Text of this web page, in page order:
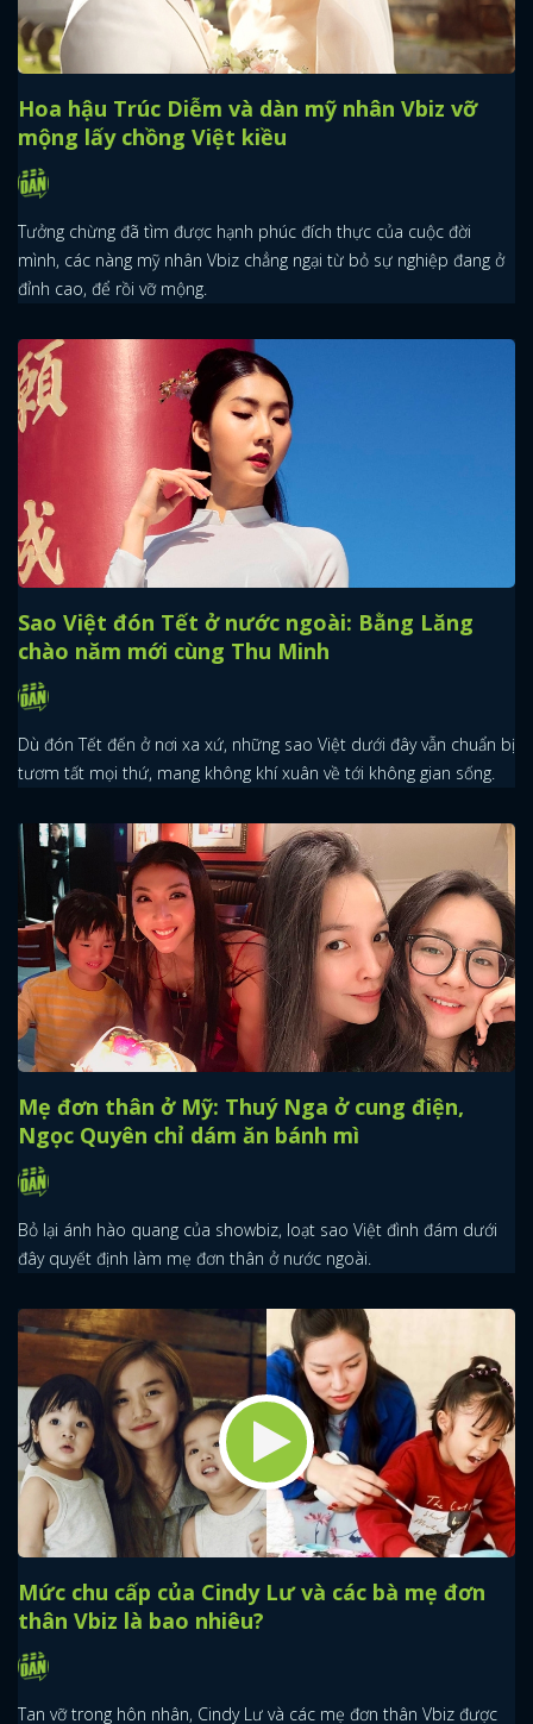
Hoa hậu Trúc Diễm và dàn mỹ nhân Vbiz vỡ
mộng lấy chồng Việt kiều
Tưởng chừng đã tìm được hạnh phúc đích thực của cuộc đời
mình, các nàng mỹ nhân Vbiz chẳng ngại từ bỏ sự nghiệp đang ở
đỉnh cao, để rồi vỡ mộng.
Sao Việt đón Tết ở nước ngoài: Bằng Lăng
chào năm mới cùng Thu Minh
Dù đón Tết đến ở nơi xa xứ, những sao Việt dưới đây vẫn chuẩn bị
tươm tất mọi thứ, mang không khí xuân về tới không gian sống.
Mẹ đơn thân ở Mỹ: Thuý Nga ở cung điện,
Ngọc Quyên chỉ dám ăn bánh mì
Bỏ lại ánh hào quang của showbiz, loạt sao Việt đình đám dưới
đây quyết định làm mẹ đơn thân ở nước ngoài.
Mức chu cấp của Cindy Lư và các bà mẹ đơn
thân Vbiz là bao nhiêu?
Tan vỡ trong hôn nhân, Cindy Lư và các mẹ đơn thân Vbiz được